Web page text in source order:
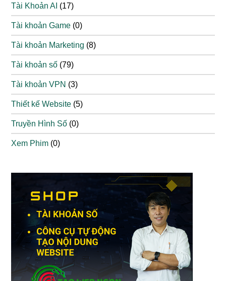
Tài Khoản AI (17)
Tài khoản Game (0)
Tài khoản Marketing (8)
Tài khoản số (79)
Tài khoản VPN (3)
Thiết kế Website (5)
Truyền Hình Số (0)
Xem Phim (0)